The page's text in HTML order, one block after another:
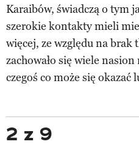
Karaibów, świadczą o tym
szerokie kontakty mieli
więcej, ze względu na brak
zachowało się wiele
czegoś co może się okazać
2 z 9